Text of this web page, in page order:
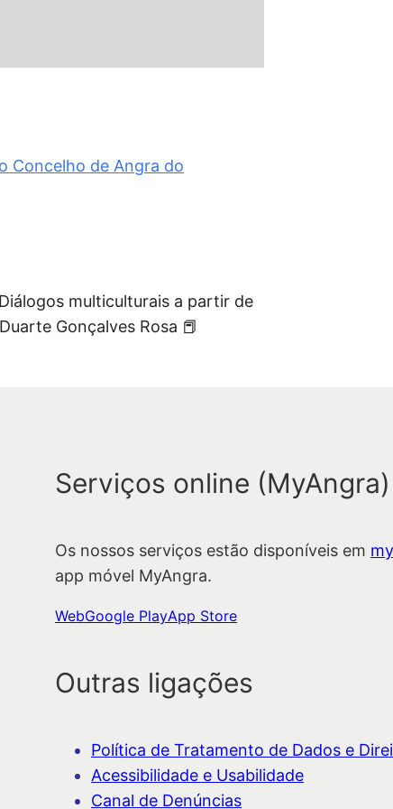
Concelho de Angra do
multiculturais a partir de
Gonçalves Rosa 📕
Serviços online (MyAngra)
Os nossos serviços estão disponíveis em
app móvel MyAngra.
WebGoogle PlayApp Store
Outras ligações
Política de Tratamento de Dados e
Acessibilidade e Usabilidade
Canal de Denúncias